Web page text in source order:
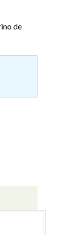
de